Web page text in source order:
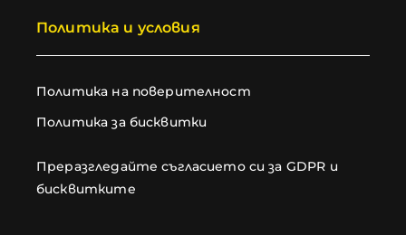
Политика и условия
Политика на поверителност
Политика за бисквитки
Преразгледайте съгласието си за GDPR и
бисквитките